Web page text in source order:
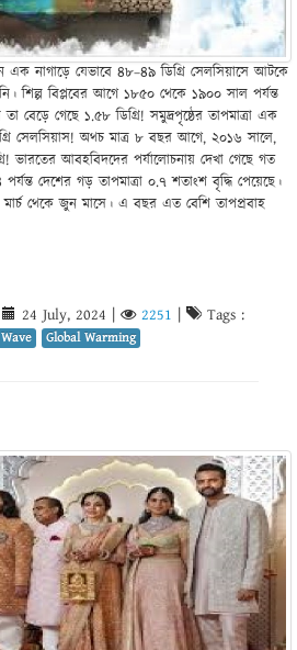
নাগাড়ে যেভাবে ৪৮–৪৯ ডিগ্রি সেলসিয়াসে আটকে
শিল্প বিপ্লবের আগে ১৮৫০ থেকে ১৯০০ সাল পর্যন্ত
বেড়ে গেছে ১.৫৮ ডিগ্রি! সমুদ্রপৃষ্ঠের তাপমাত্রা এক
সেলসিয়াস! অথচ মাত্র ৮ বছর আগে, ২০১৬ সালে,
ভারতের আবহবিদদের পর্যালোচনায় দেখা গেছে গত
দেশের গড় তাপমাত্রা ০.৭ শতাংশ বৃদ্ধি পেয়েছে।
মার্চ থেকে জুন মাসে। এ বছর এত বেশি তাপপ্রবাহ
24 July, 2024 2251 Tags :
Global Warming